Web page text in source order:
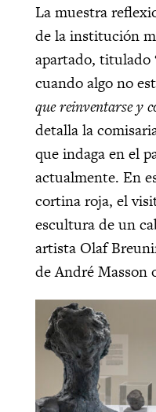
La muestra
de la institución
apartado, titulado
cuando algo no
que reinventarse y
detalla la
que indaga en el
actualmente. En
cortina roja, el
escultura de un
artista Olaf
de André Masson